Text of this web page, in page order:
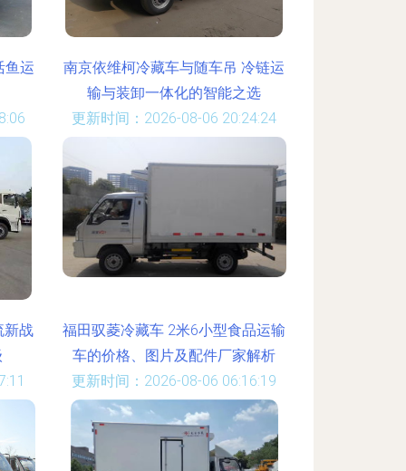
鱼运
南京依维柯冷藏车与随车吊 冷链运
输与装卸一体化的智能之选
更新时间：2026-08-06 20:24:24
新战
福田驭菱冷藏车 2米6小型食品运输
车的价格、图片及配件厂家解析
更新时间：2026-08-06 06:16:19